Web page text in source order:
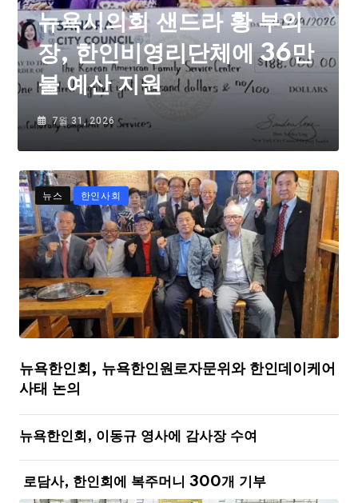
뉴욕시의회 샌드라 황 부의
장, 한인비영리단체에 36만
불 예산 지원
7월 31, 2026
뉴스 한인사회
뉴욕한인회, 뉴욕한인원로자문위와 한인데이케어
사태 논의
뉴욕한인회, 이동규 영사에 감사장 수여
로담사, 한인회에 복주머니 300개 기부